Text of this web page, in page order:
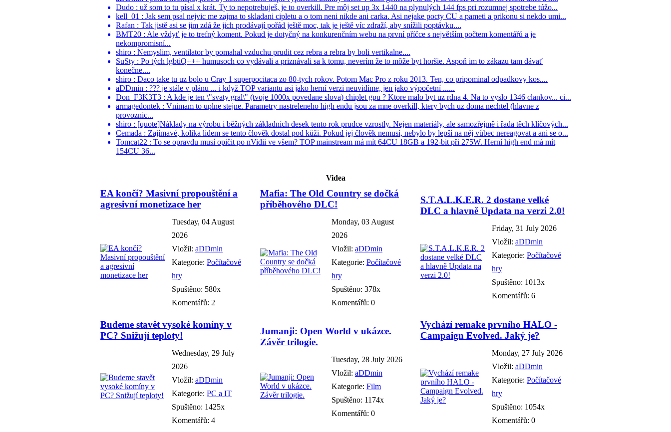
Dudo : už som to tu písal x krát. Ty to nepotrebuješ, je to overkill. Pre môj set up 3x 1440 na plynulých 144 fps pri rozumnej spotrebe túžo...
kell_01 : Jak sem psal nejvic me zajma to skladani cipletu a o tom neni nikde ani carka. Asi nejake pocty CU a pameti a prikonu si nekdo umi...
Rafan : Tak jistě asi se jim zdá že jich prodávají pořád ještě moc, tak je ještě víc zdraží, aby snížili poptávku....
BMT20 : Ale vždyť je to trefný koment. Pokud je dotyčný na konkurenčním webu na první příčce s největším počtem komentářů a je
nekompromisní...
shiro : Nemyslim, ventilator by pomahal vzduchu prudit cez rebra a rebra by boli vertikalne....
SuSty : Po tých lgbtiQ+++ humusoch co vydávali a priznávali sa k tomu, neverím že to môže byt horšie. Aspoň im to zákazu tam dávať
konečne....
shiro : Daco take tu uz bolo u Cray 1 superpocitaca zo 80-tych rokov. Potom Mac Pro z roku 2013. Ten, co pripominal odpadkovy kos....
aDDmin : ??? je stále v plánu ... i když TOP variantu asi jako herní verzi neuvidíme, jen jako výpočetní ......
Don_F3K3T3 : A kde je ten \"svaty gral\" (tvoje 1000x povedane slova) chiplet gpu ? Ktore malo byt uz rdna 4. Na to vyslo 1346 clankov... ci...
armagedontek : Vnimam to uplne stejne. Parametry nastreleneho high endu jsou za mne overkill, ktery bych uz doma nechtel (hlavne z
provoznic...
shiro : [quote]Náklady na výrobu i běžných základních desek tento rok prudce vzrostly. Nejen materiály, ale samozřejmě i řada těch klíčových...
Cemada : Zajímavé, kolika lidem se tento člověk dostal pod kůži. Pokud jej člověk nemusí, nebylo by lepší na něj vůbec nereagovat a ani se o...
Tomcat22 : To se opravdu musí opičit po nVidii ve všem? TOP mainstream má mít 64CU 18GB a 192-bit při 275W. Herní high end má mít
154CU 36...
Videa
EA končí? Masivní propouštění a
agresivní monetizace her
Tuesday, 04 August
2026
Vložil: aDDmin
Kategorie: Počítačové
hry
Spuštěno: 580x
Komentářů: 2
Mafia: The Old Country se dočká
příběhového DLC!
Monday, 03 August
2026
Vložil: aDDmin
Kategorie: Počítačové
hry
Spuštěno: 378x
Komentářů: 0
S.T.A.L.K.E.R. 2 dostane velké
DLC a hlavně Updata na verzi 2.0!
Friday, 31 July 2026
Vložil: aDDmin
Kategorie: Počítačové
hry
Spuštěno: 1013x
Komentářů: 6
Budeme stavět vysoké komíny v
PC? Snižují teploty!
Wednesday, 29 July
2026
Vložil: aDDmin
Kategorie: PC a IT
Spuštěno: 1425x
Komentářů: 4
Jumanji: Open World v ukázce.
Závěr trilogie.
Tuesday, 28 July 2026
Vložil: aDDmin
Kategorie: Film
Spuštěno: 1174x
Komentářů: 0
Vychází remake prvního HALO -
Campaign Evolved. Jaký je?
Monday, 27 July 2026
Vložil: aDDmin
Kategorie: Počítačové
hry
Spuštěno: 1054x
Komentářů: 0